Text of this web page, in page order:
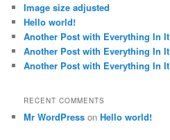
h
Image size adjusted
Hello world!
Another Post with Everything In It
Another Post with Everything In It
Another Post with Everything In It
RECENT COMMENTS
Mr WordPress onHello world!